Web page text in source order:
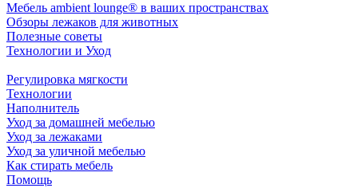
Мебель ambient lounge® в ваших пространствах
Обзоры лежаков для животных
Полезные советы
Технологии и Уход
Регулировка мягкости
Технологии
Наполнитель
Уход за домашней мебелью
Уход за лежаками
Уход за уличной мебелью
Как стирать мебель
Помощь